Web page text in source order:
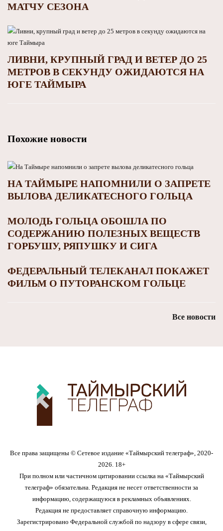
МАТЧУ СЕЗОНА
ЛИВНИ, КРУПНЫЙ ГРАД И ВЕТЕР ДО 25
МЕТРОВ В СЕКУНДУ ОЖИДАЮТСЯ НА
ЮГЕ ТАЙМЫРА
Похожие новости
НА ТАЙМЫРЕ НАПОМНИЛИ О ЗАПРЕТЕ
ВЫЛОВА ДЕЛИКАТЕСНОГО ГОЛЬЦА
МОЛОДЬ ГОЛЬЦА ОБОШЛА ПО
СОДЕРЖАНИЮ ПОЛЕЗНЫХ ВЕЩЕСТВ
ГОРБУШУ, РЯПУШКУ И СИГА
ФЕДЕРАЛЬНЫЙ ТЕЛЕКАНАЛ ПОКАЖЕТ
ФИЛЬМ О ПУТОРАНСКОМ ГОЛЬЦЕ
Все новости
Все права защищены © Сетевое издание «Таймырский телеграф», 2020-
2026. 18+
При полном или частичном цитировании ссылка на «Таймырский
телеграф» обязательна. Редакция не несет ответственности за
информацию, содержащуюся в рекламных объявлениях.
Редакция не предоставляет справочную информацию.
Зарегистрировано Федеральной службой по надзору в сфере связи,